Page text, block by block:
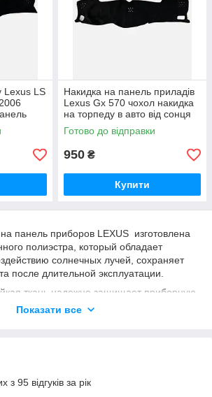
Lexus LS
Накидка на панель приладів
Lexus Gx 570 чохол накидка
на торпеду в авто від сонця
Лексус
Готово до відправки
950 ₴
Купити
панель приборов LEXUS изготовлена
полиэстра, который обладает
солнечных лучей, сохраняет
после длительной эксплуатации.
ткань надежно защищает приборную
от выгорания, предотвращает
также придает салону более
вид, защищает от пыли. Легко
доставит особого труда снять коврик,
и загрязнений и установить на место.
Показати все
з 95 відгуків за рік